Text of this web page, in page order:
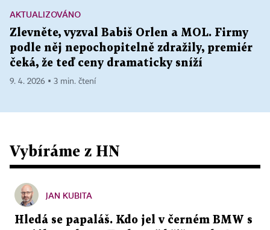
AKTUALIZOVÁNO
Zlevněte, vyzval Babiš Orlen a MOL. Firmy
podle něj nepochopitelně zdražily, premiér
čeká, že teď ceny dramaticky sníží
9. 4. 2026 ▪ 3 min. čtení
Vybíráme z HN
JAN KUBITA
Hledá se papaláš. Kdo jel v černém BMW s